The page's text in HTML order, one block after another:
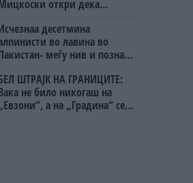
откри дека
освен за кеш
десетмина
во лавина во
меѓу нив и познат
ШТРАЈК НА ГРАНИЦИТЕ:
не било никогаш на
а на „Градина“ се